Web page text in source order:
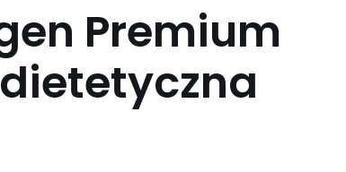
Premium